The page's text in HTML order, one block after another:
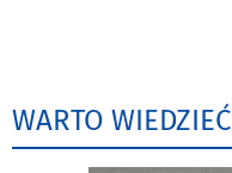
WARTO WIEDZIEĆ